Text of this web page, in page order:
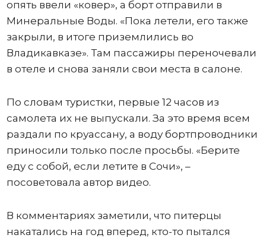
опять ввели «ковер», а борт отправили в
Минеральные Воды. «Пока летели, его также
закрыли, в итоге приземлились во
Владикавказе». Там пассажиры переночевали
в отеле и снова заняли свои места в салоне.
По словам туристки, первые 12 часов из
самолета их не выпускали. За это время всем
раздали по круассану, а воду бортпроводники
приносили только после просьбы. «Берите
еду с собой, если летите в Сочи», –
посоветовала автор видео.
В комментариях заметили, что питерцы
накатались на год вперед, кто-то пытался